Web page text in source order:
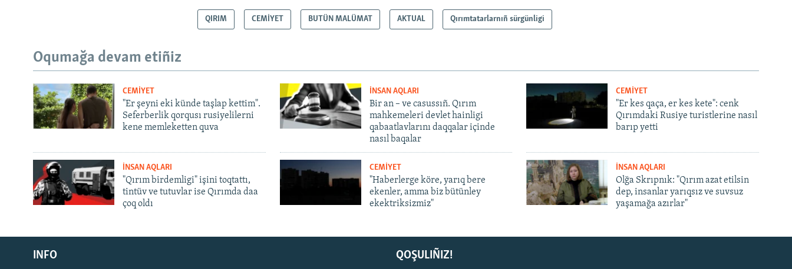
Русский
Українською
QIRIM CEMİYET BUTÜN MALÜMAT AKTUAL Qırımtatarlarnıñ sürgünligi
Oqumağa devam etiñiz
CEMİYET
"Er şeyni eki künde taşlap kettim".
Seferberlik qorqusı rusiyelilerni
kene memleketten quva
İNSAN AQLARI
Bir an – ve casussıñ. Qırım
mahkemeleri devlet hainligi
qabaatlavlarını daqqalar içinde
nasıl baqalar
CEMİYET
"Er kes qaça, er kes kete": cenk
Qırımdaki Rusiye turistlerine nasıl
barıp yetti
İNSAN AQLARI
"Qırım birdemligi" işini toqtattı,
tintüv ve tutuvlar ise Qırımda daa
çoq oldı
CEMİYET
"Haberlerge köre, yarıq bere
ekenler, amma biz bütünley
ekektriksizmiz"
İNSAN AQLARI
Olğa Skrıpnık: "Qırım azat etilsin
dep, insanlar yarıqsız ve suvsuz
yaşamağa azırlar"
QOŞULIÑIZ!
INFO